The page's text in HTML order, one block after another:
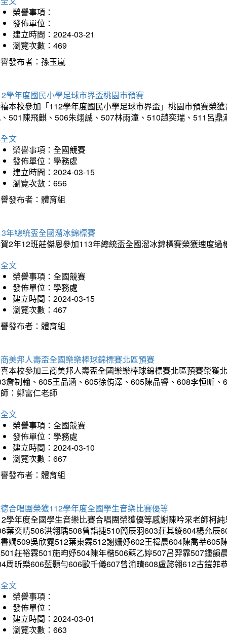
榮譽事項：
發佈單位：
建立時間：2024-03-21
瀏覽次數：469
發布者：孫玉嵐
學年度國民小學足球市界盃桃園市預賽
本校參加「112學年度國民小學足球市界盃」桃園市預賽榮
501陳飛麒、506朱翊誠、507林雨潼、510趙奕瑞、511呂
文
榮譽事項：全國競賽
發佈單位：學務處
建立時間：2024-03-15
瀏覽次數：656
發布者：體育組
年總統盃全國溜冰錦標賽
2年12班莊傑恩參加113年總統盃全國溜冰錦標賽榮獲速度過
文
榮譽事項：全國競賽
發佈單位：學務處
建立時間：2024-03-15
瀏覽次數：467
發布者：體育組
美邦人壽盃全國樂樂棒球錦標賽北區預賽
本校參加三商美邦人壽盃全國樂樂棒球錦標賽北區預賽榮
詹制翰、605王品涵、605徐侑澤、605陳品睿、608李恒昕
：鄭富仁老師
文
榮譽事項：全國競賽
發佈單位：學務處
建立時間：2024-03-10
瀏覽次數：667
發布者：體育組
合唱團榮獲112學年度全國學生音樂比賽優等
學年度全國學生音樂比賽合唱團榮獲優等感謝陳吟采老師柯
葉奕晴506洪翎瑀508曾詣捷510簡辰羽603莊其錂604楊允
嫺509吳欣霓512葉東霖512謝姍妤602王禕晨604陳喬莘
莊裕霖501施畇妤504陳年楷506蘇乙婷507呂羿霏507鍾
周昕樂606藍顥勻606歐千儀607曾渝晴608盧懿翎612古鎧菲
文
榮譽事項：
發佈單位：
建立時間：2024-03-01
瀏覽次數：663